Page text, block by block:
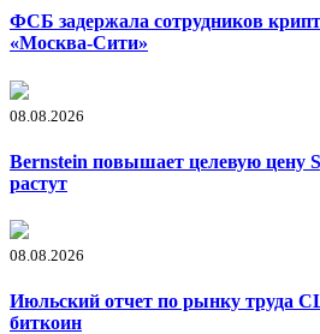
ФСБ задержала сотрудников
«Москва-Сити»
08.08.2026
Bernstein повышает целевую цену
растут
08.08.2026
Июльский отчет по рынку труда
биткоин